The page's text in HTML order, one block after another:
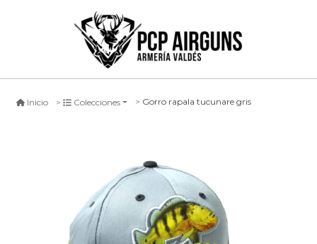
Inicio Colecciones Gorro rapala tucunare gris